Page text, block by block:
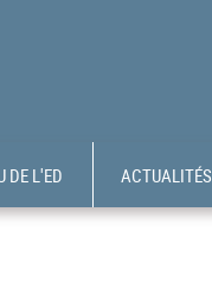
DE L'ED ACTUALITÉS